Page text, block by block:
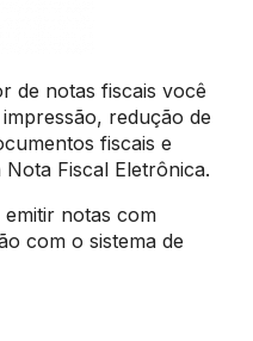
de notas fiscais você
redução de
fiscais e
Fiscal Eletrônica.
notas com
com o sistema de